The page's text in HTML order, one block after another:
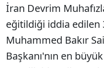
İran Devrim
eğitildiği iddia edilen
Muhammed Bakır
Başkanı'nın en